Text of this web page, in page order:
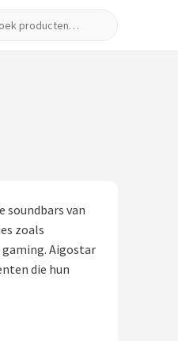
soundbars van
zoals
Aigostar
die hun